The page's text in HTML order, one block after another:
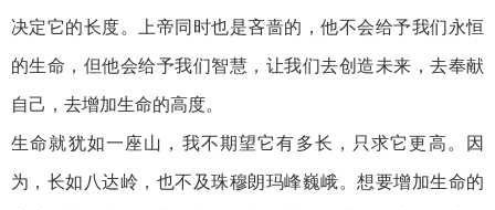
决定它的长度。上帝同时也是吝啬的，他不会给予我们永恒
的生命，但他会给予我们智慧，让我们去创造未来，去奉献
自己，去增加生命的高度。
生命就犹如一座山，我不期望它有多长，只求它更高。因
为，长如八达岭，也不及珠穆朗玛峰巍峨。想要增加生命的